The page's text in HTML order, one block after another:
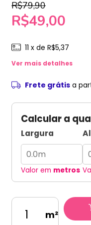
R$79,90
R$49,00
11 x de R$5,37
Ver mais detalhes
Frete grátis a
Calcular a
Largura
Valor em metros
m²